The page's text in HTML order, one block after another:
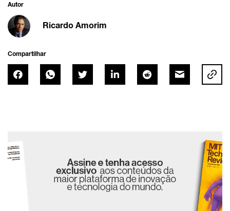
Autor
Ricardo Amorim
Compartilhar